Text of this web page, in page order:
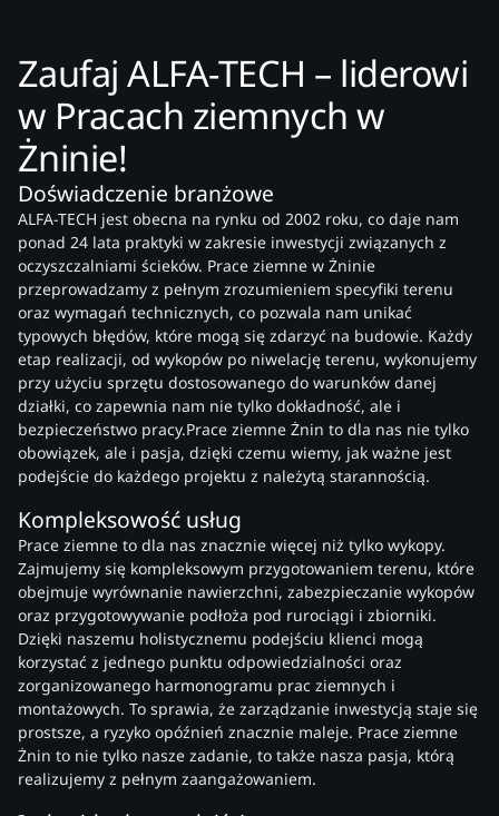
Zaufaj ALFA-TECH – liderowi
w Pracach ziemnych w
Żninie!
Doświadczenie branżowe
ALFA-TECH jest obecna na rynku od 2002 roku, co daje nam
ponad 24 lata praktyki w zakresie inwestycji związanych z
oczyszczalniami ścieków. Prace ziemne w Żninie
przeprowadzamy z pełnym zrozumieniem specyfiki terenu
oraz wymagań technicznych, co pozwala nam unikać
typowych błędów, które mogą się zdarzyć na budowie. Każdy
etap realizacji, od wykopów po niwelację terenu, wykonujemy
przy użyciu sprzętu dostosowanego do warunków danej
działki, co zapewnia nam nie tylko dokładność, ale i
bezpieczeństwo pracy.Prace ziemne Żnin to dla nas nie tylko
obowiązek, ale i pasja, dzięki czemu wiemy, jak ważne jest
podejście do każdego projektu z należytą starannością.
Kompleksowość usług
Prace ziemne to dla nas znacznie więcej niż tylko wykopy.
Zajmujemy się kompleksowym przygotowaniem terenu, które
obejmuje wyrównanie nawierzchni, zabezpieczanie wykopów
oraz przygotowywanie podłoża pod rurociągi i zbiorniki.
Dzięki naszemu holistycznemu podejściu klienci mogą
korzystać z jednego punktu odpowiedzialności oraz
zorganizowanego harmonogramu prac ziemnych i
montażowych. To sprawia, że zarządzanie inwestycją staje się
prostsze, a ryzyko opóźnień znacznie maleje. Prace ziemne
Żnin to nie tylko nasze zadanie, to także nasza pasja, którą
realizujemy z pełnym zaangażowaniem.